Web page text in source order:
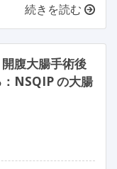
続きを読む
腹大腸手術後
NSQIP の大腸